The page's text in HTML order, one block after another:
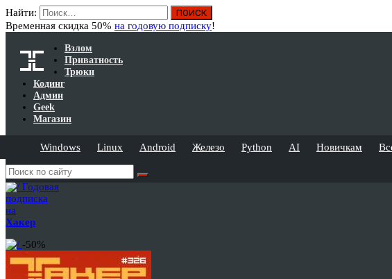
Найти:
Временная скидка 50% на годовую подписку!
Взлом
Приватность
Трюки
Кодинг
Админ
Geek
Магазин
Windows Linux Android Железо Python AI Новичкам
Годовая
подписка
на
Хакер
-50%